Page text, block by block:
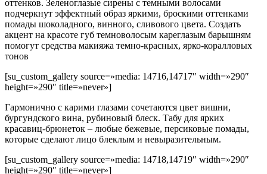
оттенков. Зеленоглазые сирены с темными волосами
подчеркнут эффектный образ яркими, броскими оттенками
помады шоколадного, винного, сливового цвета. Создать
акцент на красоте губ темноволосым кареглазым барышням
помогут средства макияжа темно-красных, ярко-коралловых
тонов
[su_custom_gallery source=»media: 14716,14717″ width=»290″
height=»290″ title=»never»]
Гармонично с карими глазами сочетаются цвет вишни,
бургундского вина, рубиновый блеск. Табу для ярких
красавиц-брюнеток – любые бежевые, персиковые помады,
которые сделают лицо блеклым и невыразительным.
[su_custom_gallery source=»media: 14718,14719″ width=»290″
height=»290″ title=»never»]